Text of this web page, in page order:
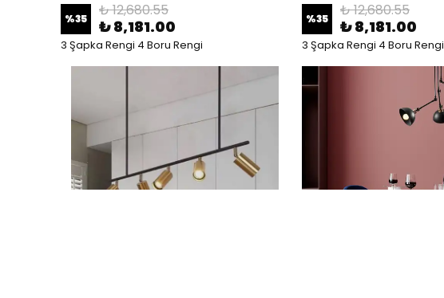
%35 ₺ 12,680.55
₺ 8,181.00
3 Şapka Rengi 4 Boru Rengi
%35 ₺ 12,680.55
₺ 8,181.00
3 Şapka Rengi 4 Boru Rengi